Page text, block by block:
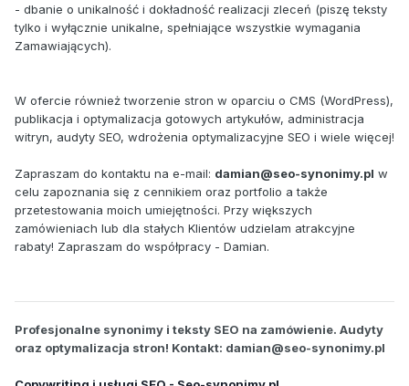
- dbanie o unikalność i dokładność realizacji zleceń (piszę teksty
tylko i wyłącznie unikalne, spełniające wszystkie wymagania
Zamawiających).
W ofercie również tworzenie stron w oparciu o CMS (WordPress),
publikacja i optymalizacja gotowych artykułów, administracja
witryn, audyty SEO, wdrożenia optymalizacyjne SEO i wiele więcej!
Zapraszam do kontaktu na e-mail: damian@seo-synonimy.pl w
celu zapoznania się z cennikiem oraz portfolio a także
przetestowania moich umiejętności. Przy większych
zamówieniach lub dla stałych Klientów udzielam atrakcyjne
rabaty! Zapraszam do współpracy - Damian.
Profesjonalne synonimy i teksty SEO na zamówienie. Audyty
oraz optymalizacja stron! Kontakt: damian@seo-synonimy.pl